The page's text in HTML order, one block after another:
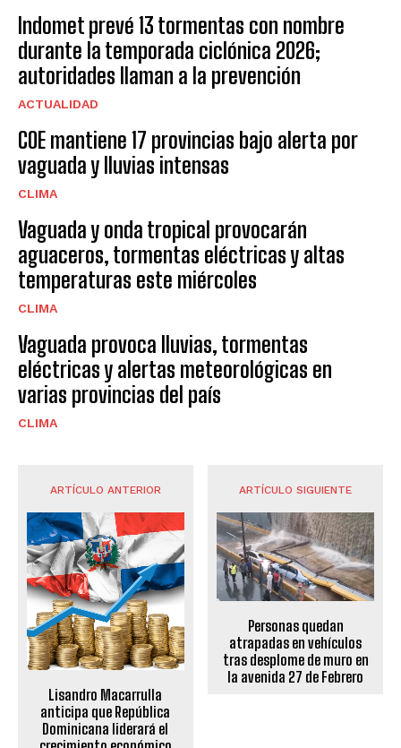
Indomet prevé 13 tormentas con nombre
durante la temporada ciclónica 2026;
autoridades llaman a la prevención
ACTUALIDAD
COE mantiene 17 provincias bajo alerta por
vaguada y lluvias intensas
CLIMA
Vaguada y onda tropical provocarán
aguaceros, tormentas eléctricas y altas
temperaturas este miércoles
CLIMA
Vaguada provoca lluvias, tormentas
eléctricas y alertas meteorológicas en
varias provincias del país
CLIMA
ARTÍCULO ANTERIOR
Lisandro Macarrulla
anticipa que República
Dominicana liderará el
ARTÍCULO SIGUIENTE
Personas quedan
atrapadas en vehículos
tras desplome de muro en
la avenida 27 de Febrero